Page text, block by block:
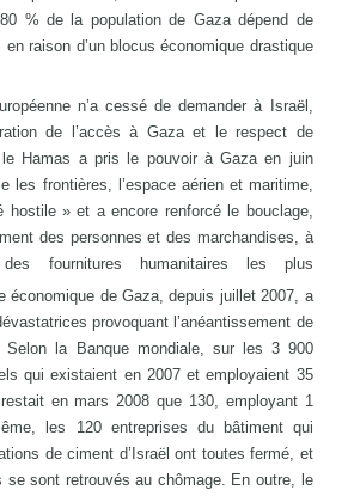
% de la population de Gaza dépend de
en raison d’un blocus économique drastique
n’a cessé de demander à Israël,
de l’accès à Gaza et le respect de
le Hamas a pris le pouvoir à Gaza en juin
les frontières, l’espace aérien et maritime,
hostile » et a encore renforcé le bouclage,
des personnes et des marchandises, à
des fournitures humanitaires les plus
économique de Gaza, depuis juillet 2007, a
provoquant l’anéantissement de
Selon la Banque mondiale, sur les 3 900
qui existaient en 2007 et employaient 35
en mars 2008 que 130, employant 1
les 120 entreprises du bâtiment qui
de ciment d’Israël ont toutes fermé, et
se sont retrouvés au chômage. En outre, le